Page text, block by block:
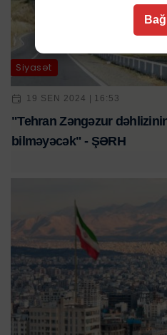
Siyasət
19 SEN 2024 | 16:53
"Tehran Zəngəzur
bilməyəcək" - ŞƏRH